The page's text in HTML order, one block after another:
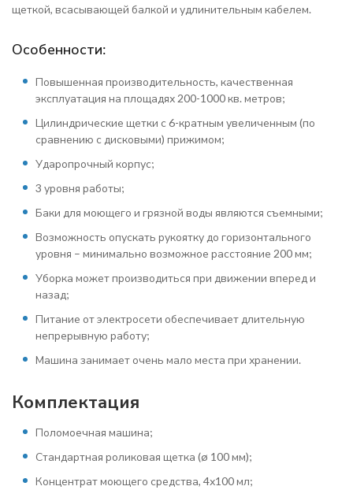
щеткой, всасывающей балкой и удлинительным кабелем.
Особенности:
Повышенная производительность, качественная
эксплуатация на площадях 200-1000 кв. метров;
Цилиндрические щетки с 6-кратным увеличенным (по
сравнению с дисковыми) прижимом;
Ударопрочный корпус;
3 уровня работы;
Баки для моющего и грязной воды являются съемными;
Возможность опускать рукоятку до горизонтального
уровня – минимально возможное расстояние 200 мм;
Уборка может производиться при движении вперед и
назад;
Питание от электросети обеспечивает длительную
непрерывную работу;
Машина занимает очень мало места при хранении.
Комплектация
Поломоечная машина;
Стандартная роликовая щетка (ø 100 мм);
Концентрат моющего средства, 4х100 мл;